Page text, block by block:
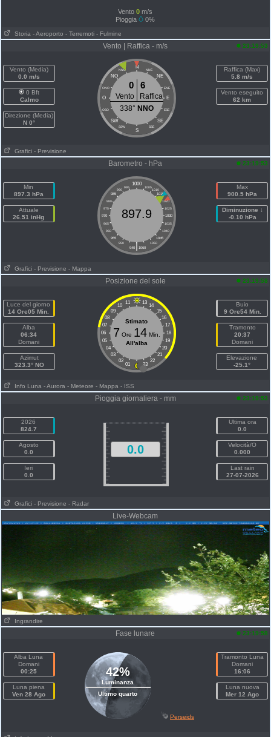
Vento 0 m/s
Pioggia
0%
Storia - Aeroporto - Terremoti - Fulmine
Vento | Raffica - m/s 23:19:53
Vento (Media)
0.0 m/s
0 Bft
Calmo
Direzione (Media)
N 0°
N
NNO NNE
NO NE
ONO ENE
O E
OSO ESE
SW SE
SSW SSE
S
0 6
Vento
Raffica
338° NNO
Raffica (Max)
5.8 m/s
Vento eseguito
62 km
Grafici - Previsione
Barometro - hPa 23:19:53
Min
897.3 hPa
Attuale
26.51 inHg
1000
995 1005
990
1010
985
1015
980
1020
975
1025
970
1030
965
1035
960
1040
955
1045
950
1050
|
940 1060
897.9
Max
900.5 hPa
Diminuzione ↓
-0.10 hPa
Grafici - Previsione - Mappa
Posizione del sole 23:19:58
Luce del giorno
14 Ore05 Min.
Alba
06:34
Domani
Azimut
323.3° NO
11 13
10
14
09
15
08
16
07
17
06
18
05
19
04
20
03
21
02
22
01 23
Stimato
7 Ore 14Min.
All'alba
Buio
9 Ore54 Min.
Tramonto
20:37
Domani
Elevazione
-25.1°
Info Luna - Aurora - Meteore - Mappa - ISS
Pioggia giornaliera - mm 23:19:53
2026
824.7
Agosto
0.0
Ieri
0.0
0.0
Ultima ora
0.0
Velocità/O
0.000
Last rain
27-07-2026
Grafici - Previsione - Radar
Live-Webcam
Ingrandire
Fase lunare 23:19:58
Alba Luna
Domani
00:25
Luna piena
Ven 28 Ago
42%
Luminanza
Ultimo quarto
Tramonto Luna
Domani
16:06
Luna nuova
Mer 12 Ago
Perseids